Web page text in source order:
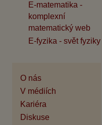
E-matematika -
komplexní
matematický web
E-fyzika - svět fyziky
O nás
V médiích
Kariéra
Diskuse